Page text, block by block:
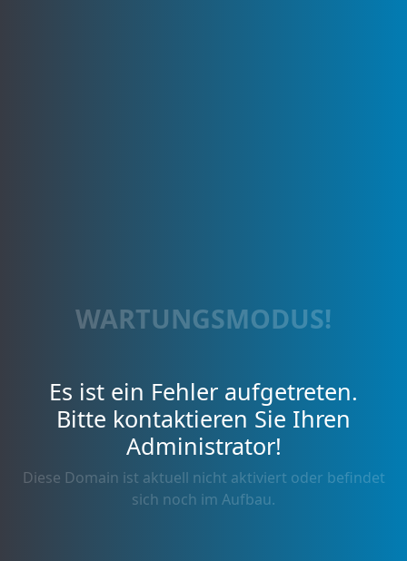
WARTUNGSMODUS!
Es ist ein Fehler aufgetreten.
Bitte kontaktieren Sie Ihren
Administrator!
Diese Domain ist aktuell nicht aktiviert oder befindet
sich noch im Aufbau.